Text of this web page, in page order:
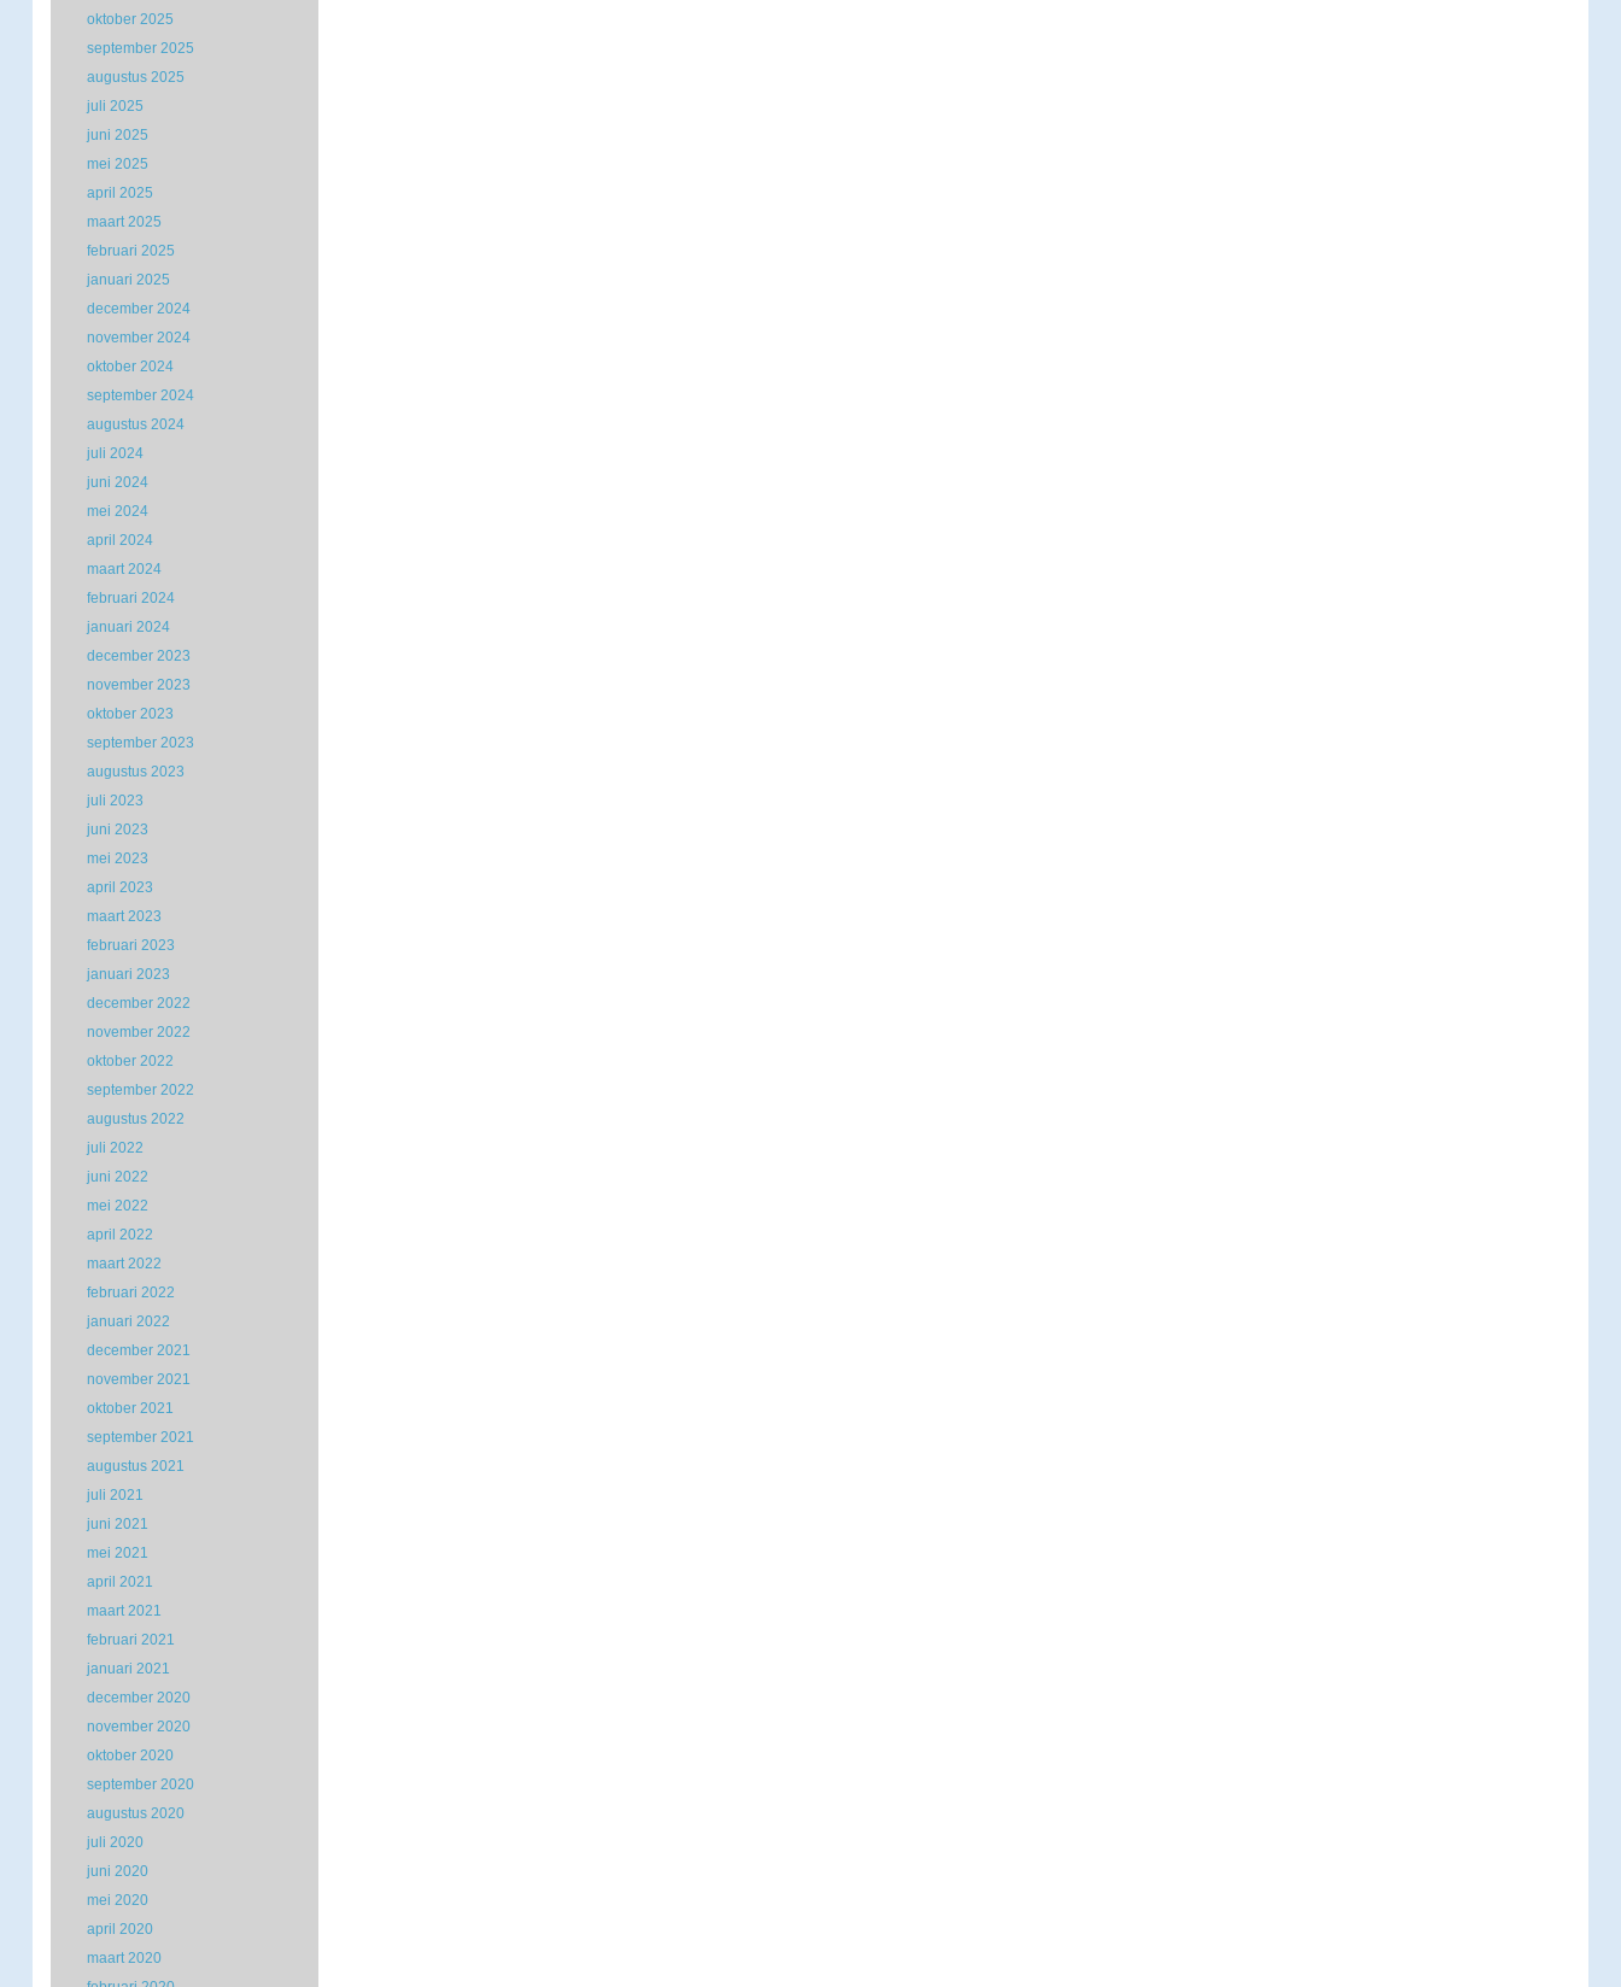
oktober 2025
september 2025
augustus 2025
juli 2025
juni 2025
mei 2025
april 2025
maart 2025
februari 2025
januari 2025
december 2024
november 2024
oktober 2024
september 2024
augustus 2024
juli 2024
juni 2024
mei 2024
april 2024
maart 2024
februari 2024
januari 2024
december 2023
november 2023
oktober 2023
september 2023
augustus 2023
juli 2023
juni 2023
mei 2023
april 2023
maart 2023
februari 2023
januari 2023
december 2022
november 2022
oktober 2022
september 2022
augustus 2022
juli 2022
juni 2022
mei 2022
april 2022
maart 2022
februari 2022
januari 2022
december 2021
november 2021
oktober 2021
september 2021
augustus 2021
juli 2021
juni 2021
mei 2021
april 2021
maart 2021
februari 2021
januari 2021
december 2020
november 2020
oktober 2020
september 2020
augustus 2020
juli 2020
juni 2020
mei 2020
april 2020
maart 2020